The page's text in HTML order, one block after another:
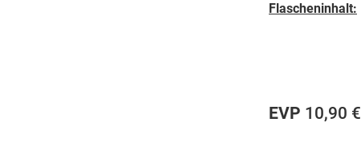
Flascheninhalt:
EVP 10,90 €